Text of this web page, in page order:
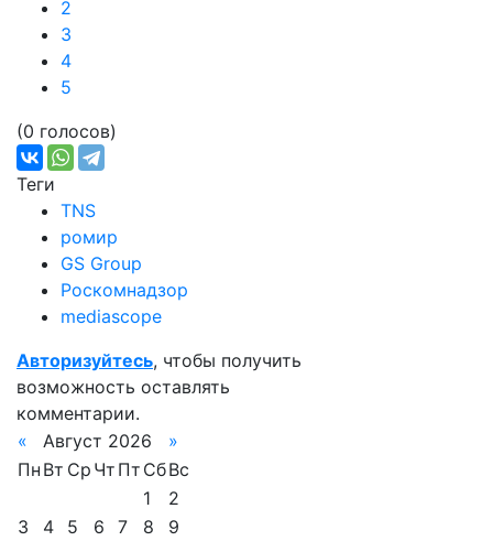
2
3
4
5
(0 голосов)
Теги
TNS
ромир
GS Group
Роскомнадзор
mediascope
Авторизуйтесь, чтобы получить
возможность оставлять
комментарии.
«
Август 2026
»
Пн Вт Ср Чт Пт СбВс
1
2
3
4 5 6 7 8
9